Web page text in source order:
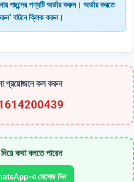
পছন্দের পণ্যটি অর্ডার করুন। অর্ডার করতে
বাটনে ক্লিক করুন।
প্রয়োজনে কল করুন
কথা বলতে পারেন
এ মেসেজ দিন